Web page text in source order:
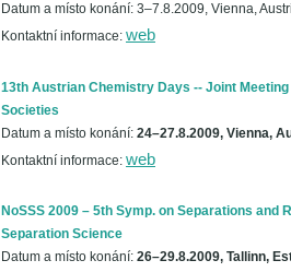
Datum a místo konání: 3–7.8.2009, Vienna,
Kontaktní informace: web
13th Austrian Chemistry Days -- Joint
Societies
Datum a místo konání: 24–27.8.2009, Vienna,
Kontaktní informace: web
NoSSS 2009 – 5th Symp. on Separations and
Separation Science
Datum a místo konání: 26–29.8.2009, Tallinn,